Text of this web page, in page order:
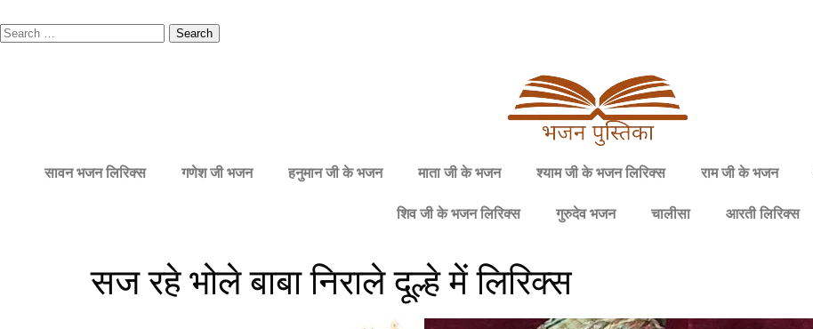
सावन भजन लिरिक्स गणेश जी भजन हनुमान जी के भजन माता जी के भजन श्याम जी के भजन लिरिक्स राम जी के भजन
शिव जी के भजन लिरिक्स गुरुदेव भजन चालीसा आरती लिरिक्स
सज रहे भोले बाबा निराले दूल्हे में लिरिक्स